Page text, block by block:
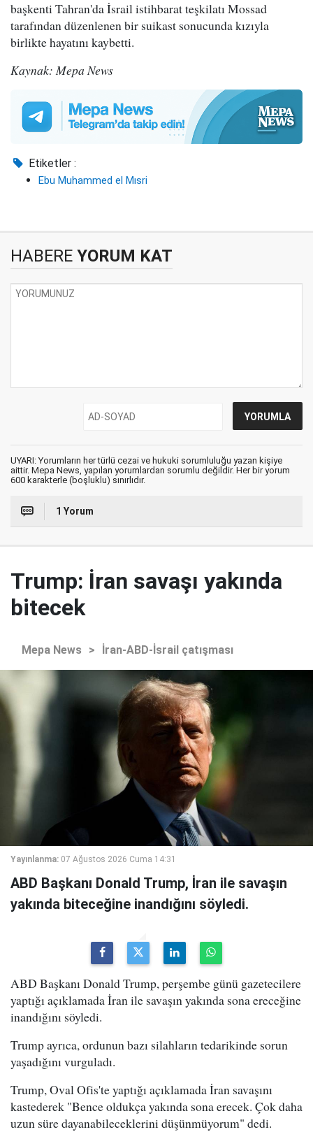
başkenti Tahran'da İsrail istihbarat teşkilatı Mossad
tarafından düzenlenen bir suikast sonucunda kızıyla
birlikte hayatını kaybetti.
Kaynak: Mepa News
Etiketler :
Ebu Muhammed el Mısri
HABERE YORUM KAT
UYARI: Yorumların her türlü cezai ve hukuki sorumluluğu yazan kişiye
aittir. Mepa News, yapılan yorumlardan sorumlu değildir. Her bir yorum
600 karakterle (boşluklu) sınırlıdır.
1 Yorum
Trump: İran savaşı yakında
bitecek
Mepa News > İran-ABD-İsrail çatışması
Yayınlanma: 07 Ağustos 2026 Cuma 14:31
ABD Başkanı Donald Trump, İran ile savaşın
yakında biteceğine inandığını söyledi.
ABD Başkanı Donald Trump, perşembe günü gazetecilere
yaptığı açıklamada İran ile savaşın yakında sona ereceğine
inandığını söyledi.
Trump ayrıca, ordunun bazı silahların tedarikinde sorun
yaşadığını vurguladı.
Trump, Oval Ofis'te yaptığı açıklamada İran savaşını
kastederek "Bence oldukça yakında sona erecek. Çok daha
uzun süre dayanabileceklerini düşünmüyorum" dedi.